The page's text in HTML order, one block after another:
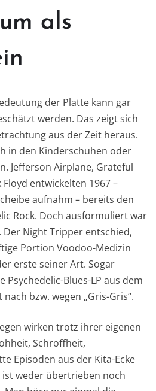
als
der Platte kann gar
werden. Das zeigt sich
aus der Zeit heraus.
in den Kinderschuhen oder
Jefferson Airplane, Grateful
entwickelten 1967 –
aufnahm – bereits den
Rock. Doch ausformuliert war
Der Night Tripper entschied,
Portion Voodoo-Medizin
erste seiner Art. Sogar
Psychedelic-Blues-LP aus dem
bzw. wegen „Gris-Gris“.
wirken trotz ihrer eigenen
Schroffheit,
Episoden aus der Kita-Ecke
weder übertrieben noch